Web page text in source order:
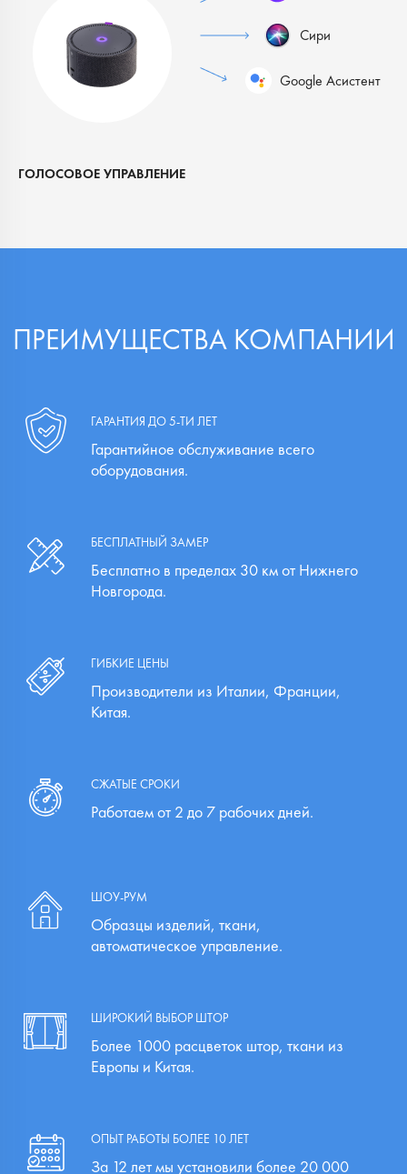
ГОЛОСОВОЕ УПРАВЛЕНИЕ
ПРЕИМУЩЕСТВА КОМПАНИИ
ГАРАНТИЯ ДО 5-ТИ ЛЕТ
Гарантийное обслуживание всего
оборудования.
БЕСПЛАТНЫЙ ЗАМЕР
Бесплатно в пределах 30 км от Нижнего
Новгорода.
ГИБКИЕ ЦЕНЫ
Производители из Италии, Франции,
Китая.
СЖАТЫЕ СРОКИ
Работаем от 2 до 7 рабочих дней.
ШОУ-РУМ
Образцы изделий, ткани,
автоматическое управление.
ШИРОКИЙ ВЫБОР ШТОР
Более 1000 расцветок штор, ткани из
Европы и Китая.
ОПЫТ РАБОТЫ БОЛЕЕ 10 ЛЕТ
За 12 лет мы установили более 20 000